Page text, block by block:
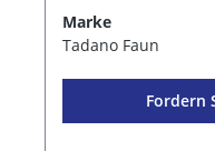
Marke
Tadano Faun
Fordern